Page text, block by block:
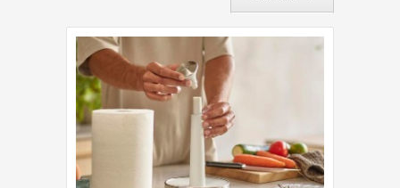
DYNOMIGHTY WILD AND WOLF
NPW J-ME GENTLEMEN‘S HARDWARE
KIKKERLAND
POKLON JE ZA:
POKLON ZA MAMU POKLON ZA TATU
POKLON ZA BAKU POKLON ZA DEKU